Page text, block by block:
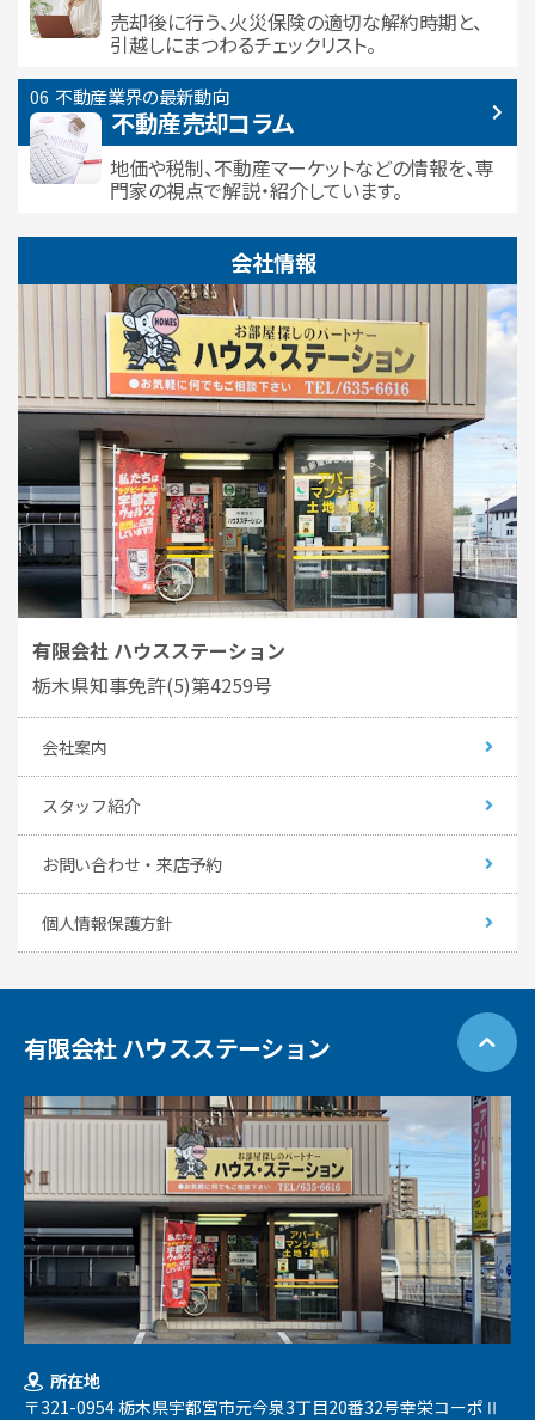
売却後に行う、火災保険の適切な解約時期と、
引越しにまつわるチェックリスト。
不動産業界の最新動向
不動産売却コラム
地価や税制、不動産マーケットなどの情報を、専
門家の視点で解説・紹介しています。
会社情報
有限会社 ハウスステーション
栃木県知事免許(5)第4259号
会社案内
スタッフ紹介
お問い合わせ・来店予約
個人情報保護方針
有限会社 ハウスステーション
所在地
〒321-0954 栃木県宇都宮市元今泉3丁目20番32号幸栄コーポⅡ